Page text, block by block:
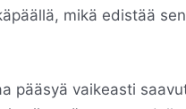
mikä edistää
vaikeasti